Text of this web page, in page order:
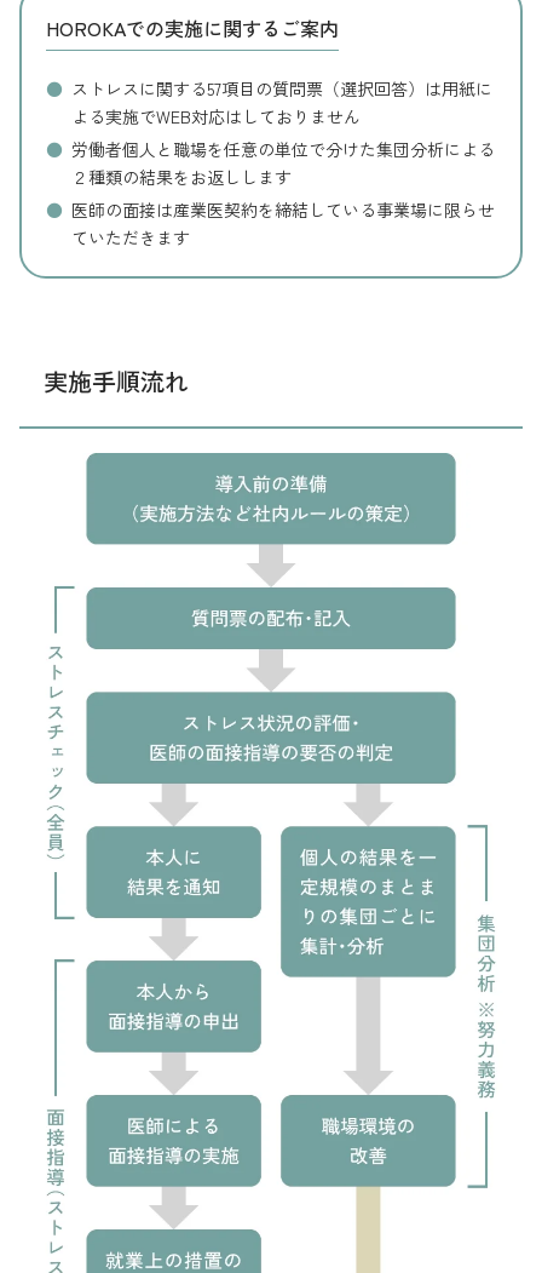
HOROKAでの実施に関するご案内
ストレスに関する57項目の質問票（選択回答）は用紙に
よる実施でWEB対応はしておりません
労働者個人と職場を任意の単位で分けた集団分析による
２種類の結果をお返しします
医師の面接は産業医契約を締結している事業場に限らせ
ていただきます
実施手順流れ